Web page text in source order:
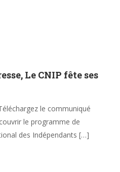
Le CNIP fête ses
le communiqué
le programme de
des Indépendants […]